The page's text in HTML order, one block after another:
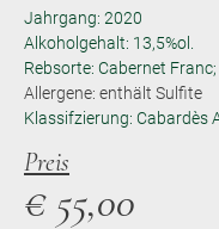
Jahrgang: 2020
Alkoholgehalt: 13,5%ol.
Rebsorte: Cabernet
Allergene: enthält Sulfite
Klassifzierung: Cabardès
Preis
€ 55,00